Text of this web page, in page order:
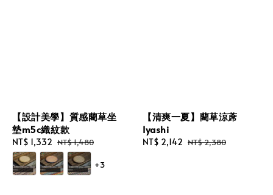
【設計美學】質感藺草坐
墊m5c織紋款
Sale
price
NT$ 1,332 Regular
price
NT$ 1,480
+3
【清爽一夏】藺草涼蓆
Iyashi
Sale
NT$ 2,142 Regular
NT$ 2,380